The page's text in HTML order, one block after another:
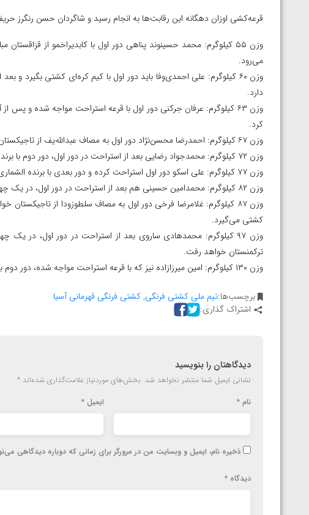
قرعه‌کشی اوزان دهگانه این رقابت‌ها به انجام رسید و شاگردان حسن رنگرز
وزن ۵۵ کیلوگرم: محمد حسینوند پناهی دور اول با کابدیراخمو از
می‌رود.
وزن ۶۰ کیلوگرم: علی احمدی‌وفا باید دور اول با کیم کره‌ای کشتی
دارد.
وزن ۶۳ کیلوگرم: عرفان جرکنی دور اول با قرعه استراحت مواجه شده و
کرد.
وزن ۶۷ کیلوگرم: احمدرضا محسن‌نژاد دور اول به مصاف عبدالله‌یف از تاجیکستان خواهد رفت.
وزن ۷۲ کیلوگرم: محمدجواد رضایی بعد از استراحت در دور اول، دور دوم با برنده کشتی‌گیران ژاپن و تاجیکستان کشتی خواهد گرفت.
وزن ۷۷ کیلوگرم: علی اسکو دور اول استراحت کرده و دور بعدی با برنده الشماری از قطر و نوح از کره‌جنوبی مبارزه می‌کند.
وزن ۸۲ کیلوگرم: محمدامین حسینی هم بعد از استراحت در دور اول، در یک چهارم نهایی با آمانازاروف از ترکمنستان کشتی می‌گیرد.
وزن ۸۷ کیلوگرم: غلامرضا فرخی دور اول به مصاف سلطوزودا از
کشتی می‌گیرد.
وزن ۹۷ کیلوگرم: محمدهادی ساروی بعد از استراحت در دور اول، در
ترکمنستان خواهد رفت.
وزن ۱۳۰ کیلوگرم: امین میرزازاده نیز که با قرعه استراحت مواجه شده، دور دوم با برنده مغولستان و قرقیزستان مبارزه خواهد کرد.
برچسب‌ها:تیم ملی کشتی فرنگی,کشتی فرنگی قهرمانی آسیا
اشتراک گذاری:
دیدگاهتان را بنویسید
نشانی ایمیل شما منتشر نخواهد شد. بخش‌های موردنیاز علامت‌گذاری شده‌اند *
نام * ایمیل*
ذخیره نام، ایمیل و وبسایت من در مرورگر برای زمانی که دوباره دیدگاهی
دیدگاه *
امین میرزازاده
ویدیو؛ باخت امین کاویانی نژاد مقابل مالخاز آمویان از
ارمنستان